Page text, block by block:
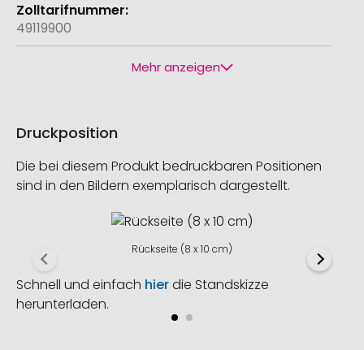
49119900
Mehr anzeigen
Druckposition
Die bei diesem Produkt bedruckbaren Positionen
sind in den Bildern exemplarisch dargestellt.
Rückseite (8 x 10 cm)
Schnell und einfach hierdie Standskizze
herunterladen.